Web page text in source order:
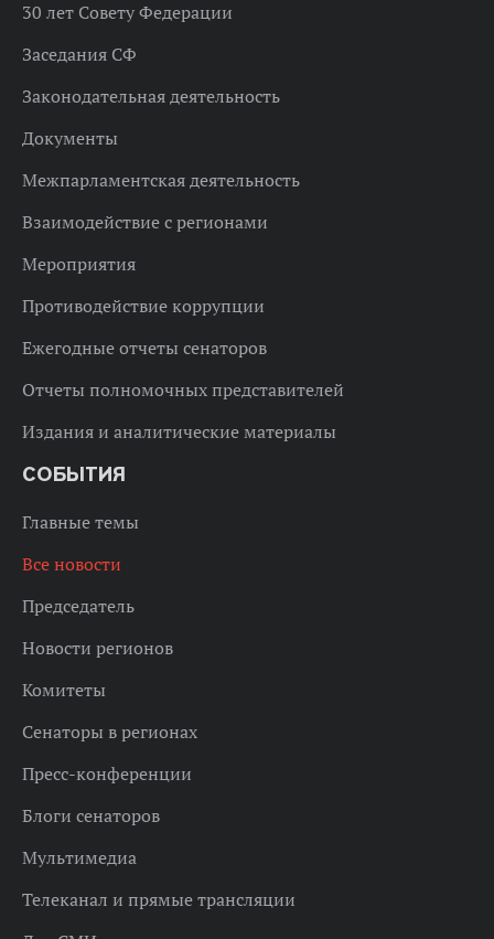
30 лет Совету Федерации
Заседания СФ
Законодательная деятельность
Документы
Межпарламентская деятельность
Взаимодействие с регионами
Мероприятия
Противодействие коррупции
Ежегодные отчеты сенаторов
Отчеты полномочных представителей
Издания и аналитические материалы
СОБЫТИЯ
Главные темы
Все новости
Председатель
Новости регионов
Комитеты
Сенаторы в регионах
Пресс-конференции
Блоги сенаторов
Мультимедиа
Телеканал и прямые трансляции